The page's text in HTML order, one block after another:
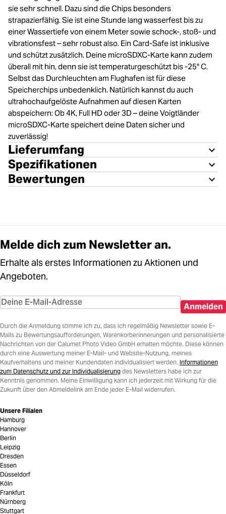
sie sehr schnell. Dazu sind die Chips besonders
strapazierfähig. Sie ist eine Stunde lang wasserfest bis zu
einer Wassertiefe von einem Meter sowie schock-, stoß- und
vibrationsfest – sehr robust also. Ein Card-Safe ist inklusive
und schützt zusätzlich. Deine microSDXC-Karte kann zudem
überall mit hin, denn sie ist temperaturgeschützt bis -25° C.
Selbst das Durchleuchten am Flughafen ist für diese
Speicherchips unbedenklich. Natürlich kannst du auch
ultrahochaufgelöste Aufnahmen auf diesen Karten
abspeichern: Ob 4K, Full HD oder 3D – deine Voigtländer
microSDXC-Karte speichert deine Daten sicher und
zuverlässig!
Lieferumfang
Spezifikationen
Bewertungen
Melde dich zum Newsletter an.
Erhalte als erstes Informationen zu Aktionen und
Angeboten.
Anmelden
Durch die Anmeldung stimme ich zu, dass ich regelmäßig Newsletter sowie E-
Mails zu Bewertungsaufforderungen, Warenkorberinnerungen und personalisierte
Nachrichten von der Calumet Photo Video GmbH erhalten möchte. Diese können
durch eine Auswertung meiner E-Mail- und Website-Nutzung, meines
Kaufverhaltens und meiner Kundendaten individualisiert werden. Informationen
zum Datenschutz und zur Individualisierung des Newsletters habe ich zur
Kenntnis genommen. Meine Einwilligung kann ich jederzeit mit Wirkung für die
Zukunft über den Abmeldelink am Ende jeder E-Mail widerrufen.
Unsere Filialen
Hamburg
Hannover
Berlin
Leipzig
Dresden
Essen
Düsseldorf
Köln
Frankfurt
Nürnberg
Stuttgart